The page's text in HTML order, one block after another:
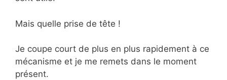
Mais quelle prise de tête !
Je coupe court de plus en plus rapidement à ce
mécanisme et je me remets dans le moment
présent.